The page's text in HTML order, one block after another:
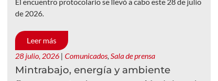
El encuentro protocolario se llevó a cabo este 28 de julio
de 2026.
Leer más
28 julio, 2026 | Comunicados, Sala de prensa
Mintrabajo, energía y ambiente